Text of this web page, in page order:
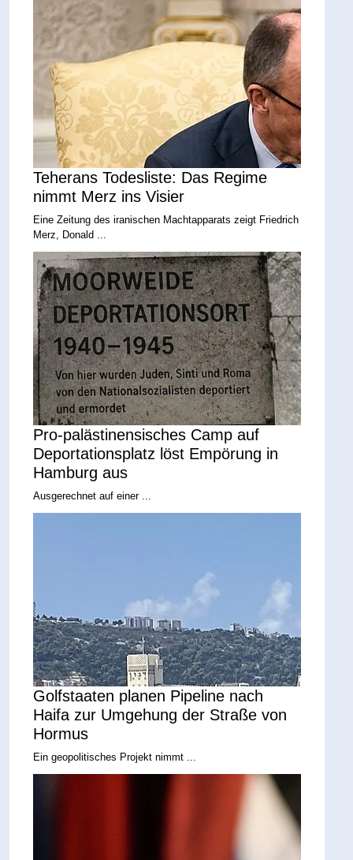
Teherans Todesliste: Das Regime
nimmt Merz ins Visier
Eine Zeitung des iranischen Machtapparats zeigt Friedrich
Merz, Donald ...
Pro-palästinensisches Camp auf
Deportationsplatz löst Empörung in
Hamburg aus
Ausgerechnet auf einer ...
Golfstaaten planen Pipeline nach
Haifa zur Umgehung der Straße von
Hormus
Ein geopolitisches Projekt nimmt ...